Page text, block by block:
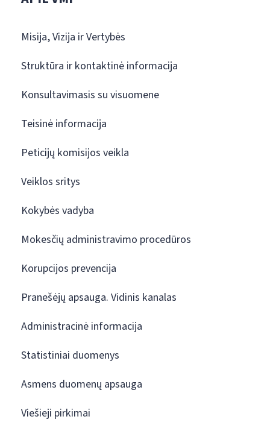
Misija, Vizija ir Vertybės
Struktūra ir kontaktinė informacija
Konsultavimasis su visuomene
Teisinė informacija
Peticijų komisijos veikla
Veiklos sritys
Kokybės vadyba
Mokesčių administravimo procedūros
Korupcijos prevencija
Pranešėjų apsauga. Vidinis kanalas
Administracinė informacija
Statistiniai duomenys
Asmens duomenų apsauga
Viešieji pirkimai